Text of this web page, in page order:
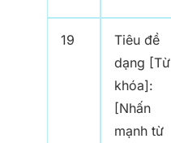
19
Tiêu đề
dạng [Từ
khóa]:
[Nhấn
mạnh từ